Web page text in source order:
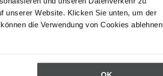
unserer Website. Klicken Sie unten, um der
die Verwendung von Cookies ablehnen
OK